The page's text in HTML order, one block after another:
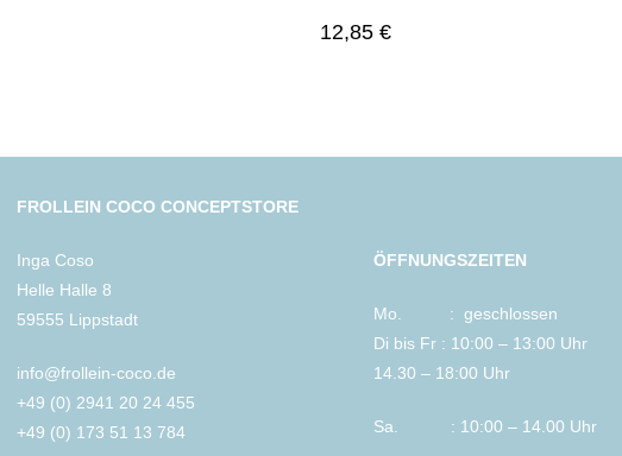
12,85 €
FROLLEIN COCO CONCEPTSTORE
Inga Coso
Helle Halle 8
59555 Lippstadt
info@frollein-coco.de
+49 (0) 2941 20 24 455
+49 (0) 173 51 13 784
ÖFFNUNGSZEITEN
Mo. : geschlossen
Di bis Fr : 10:00 – 13:00 Uhr
14.30 – 18:00 Uhr
Sa. : 10:00 – 14.00 Uhr